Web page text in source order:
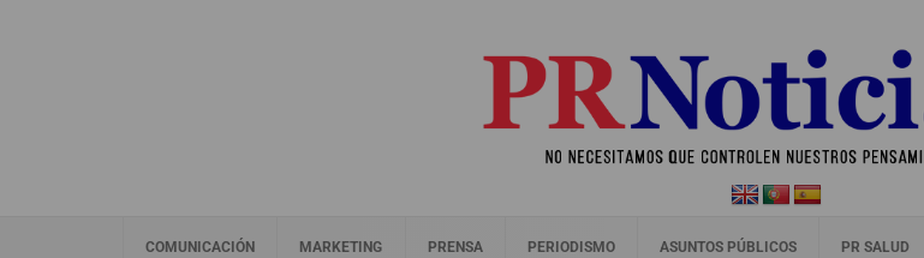
COMUNICACIÓN MARKETING PRENSA PERIODISMO ASUNTOS PÚBLICOS PR SALUD